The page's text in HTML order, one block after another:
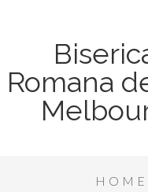
Romana
HOME